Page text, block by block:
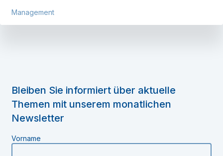
Management
Bleiben Sie informiert über aktuelle
Themen mit unserem monatlichen
Newsletter
Vorname